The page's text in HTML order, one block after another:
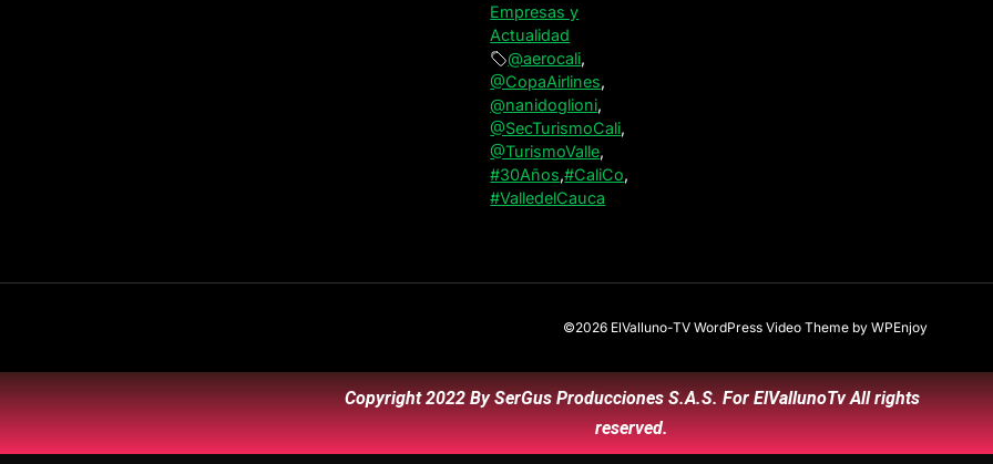
Empresas y
Actualidad
@aerocali,
@CopaAirlines,
@nanidoglioni,
@SecTurismoCali,
@TurismoValle,
#30Años,#CaliCo,
#ValledelCauca
©2026 ElValluno-TV WordPress Video Themeby WPEnjoy
Copyright 2022 By SerGus Producciones S.A.S. For ElVallunoTv All rights
reserved.